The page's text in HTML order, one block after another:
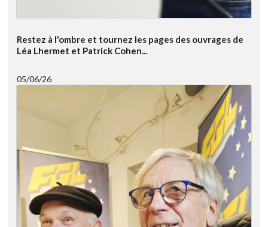
Restez à l'ombre et tournez les pages des ouvrages de
Léa Lhermet et Patrick Cohen...
05/06/26